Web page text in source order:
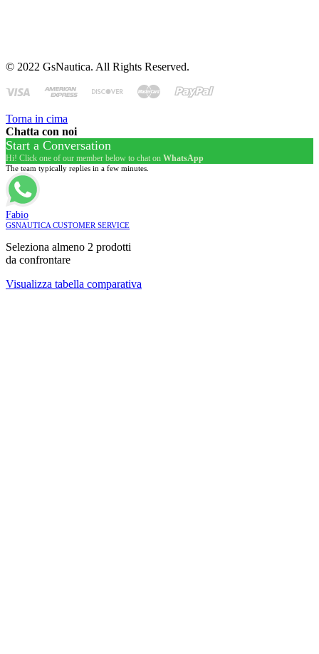
© 2022 GsNautica. All Rights Reserved.
Torna in cima
Chatta con noi
Start a Conversation
Hi! Click one of our member below to chat on WhatsApp
The team typically replies in a few minutes.
Fabio
GSNAUTICA CUSTOMER SERVICE
Seleziona almeno 2 prodotti
da confrontare
Visualizza tabella comparativa